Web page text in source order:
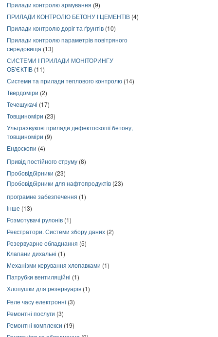
Прилади контролю армування (9)
ПРИЛАДИ КОНТРОЛЮ БЕТОНУ І ЦЕМЕНТІВ (4)
Прилади контролю доріг та ґрунтів (10)
Прилади контролю параметрів повітряного
середовища (13)
СИСТЕМИ І ПРИЛАДИ МОНІТОРИНГУ
ОБ'ЄКТІВ (11)
Системи та прилади теплового контролю (14)
Твердоміри (2)
Течешукачі (17)
Товщиноміри (23)
Ультразвукові прилади дефектоскопії бетону,
товщиноміри (9)
Ендоскопи (4)
Привід постійного струму (8)
Пробовідбірники (23)
Пробовідбірники для нафтопродуктів (23)
програмне забезпечення (1)
інше (13)
Розмотувачі рулонів (1)
Реєстратори. Системи збору даних (2)
Резервуарне обладнання (5)
Клапани дихальні (1)
Механізми керування хлопавками (1)
Патрубки вентиляційні (1)
Хлопушки для резервуарів (1)
Реле часу електронні (3)
Ремонтні послуги (3)
Ремонтні комплекси (19)